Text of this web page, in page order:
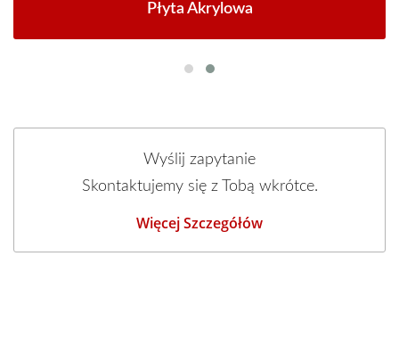
Płyta Akrylowa
Wyślij zapytanie
Skontaktujemy się z Tobą wkrótce.
Więcej Szczegółów